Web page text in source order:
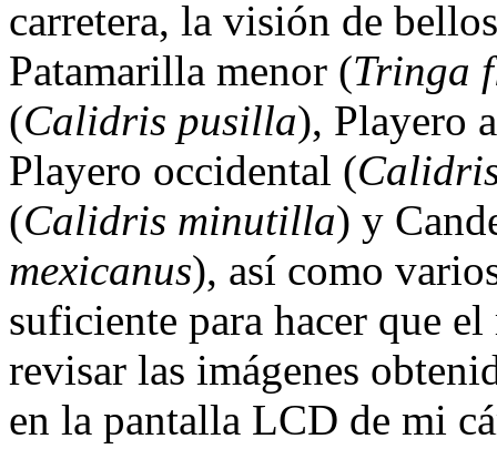
carretera, la visión de
Patamarilla menor (Tringa
(Calidris pusilla), Playero
Playero occidental (
(Calidris minutilla) y
mexicanus), así como
suficiente para hacer que
revisar las imágenes
en la pantalla LCD de mi